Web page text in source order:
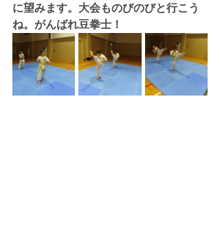
に望みます。大会ものびのびと行こう
ね。がんばれ豆拳士！